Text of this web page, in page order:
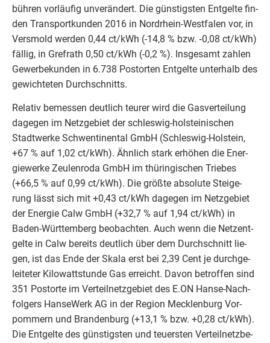
büh­ren vor­läu­fig unver­än­dert. Die güns­tigs­ten Ent­gel­te fin­
den Trans­port­kun­den 2016 in Nord­rhein-West­fa­len vor, in
Vers­mold wer­den 0,44 ct/​kWh (-14,8 % bzw. ‑0,08 ct/​kWh)
fäl­lig, in Gref­rath 0,50 ct/​kWh (-0,2 %). Ins­ge­samt zah­len
Gewer­be­kun­den in 6.738 Postor­ten Ent­gel­te unter­halb des
gewich­te­ten Durchschnitts.
Rela­tiv bemes­sen deut­lich teu­rer wird die Gas­ver­tei­lung
dage­gen im Netz­ge­biet der schles­wig-hol­stei­ni­schen
Stadt­wer­ke Schwen­ti­nen­tal GmbH (Schles­wig-Hol­stein,
+67 % auf 1 ,02 ct/​kWh). Ähn­lich stark erhö­hen die Ener­
gie­wer­ke Zeu­len­ro­da GmbH im thü­rin­gi­schen Trie­bes
(+66,5 % auf 0,99 ct/​kWh). Die größ­te abso­lu­te Stei­ge­
rung lässt sich mit +0,43 ct/​kWh dage­gen im Netz­ge­biet
der Ener­gie Calw GmbH (+32,7 % auf 1 ,94 ct/​kWh) in
Baden-Würt­tem­berg beob­ach­ten. Auch wenn die Netz­ent­
gel­te in Calw bereits deut­lich über dem Durch­schnitt lie­
gen, ist das Ende der Ska­la erst bei 2,39 Cent je durch­ge­
lei­te­ter Kilo­watt­stun­de Gas erreicht. Davon betrof­fen sind
351 Postor­te im Ver­teil­netz­ge­biet des E.ON Han­se-Nach­
fol­gers Han­se­Werk AG in der Regi­on Meck­len­burg Vor­
pom­mern und Bran­den­burg (+13,1 % bzw. +0,28 ct/​kWh).
Die Ent­gel­te des güns­tigs­ten und teu­ers­ten Ver­teil­netz­be­